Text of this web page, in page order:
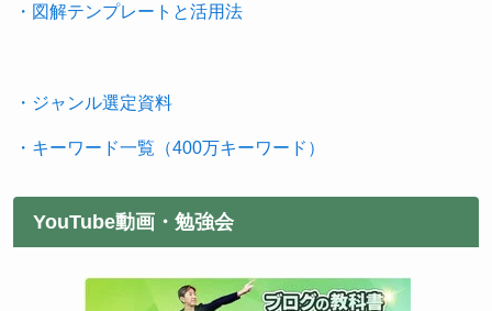
・図解テンプレートと活用法
・ジャンル選定資料
・キーワード一覧（400万キーワード）
YouTube動画・勉強会